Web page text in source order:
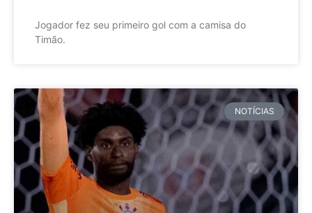
Jogador fez seu primeiro gol com a camisa do
Timão.
NOTÍCIAS